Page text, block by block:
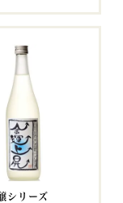
シリーズ